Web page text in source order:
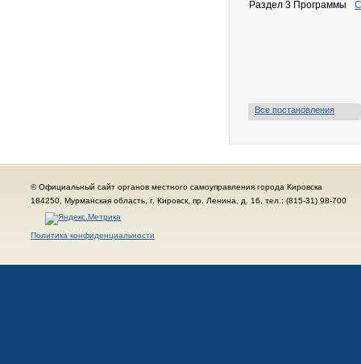
Раздел 3 Программы
Все постановления
© Официальный сайт органов местного самоуправления города Кировска
184250, Мурманская область, г. Кировск, пр. Ленина, д. 16, тел.: (815-31) 98-700
Политика конфиденциальности